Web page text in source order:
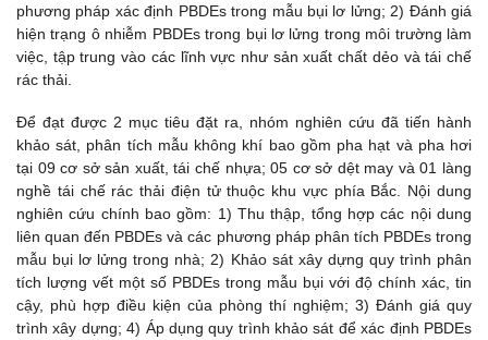
phương pháp xác định PBDEs trong mẫu bụi lơ lửng; 2) Đánh giá
hiện trạng ô nhiễm PBDEs trong bụi lơ lửng trong môi trường làm
việc, tập trung vào các lĩnh vực như sản xuất chất dẻo và tái chế
rác thải.
Để đạt được 2 mục tiêu đặt ra, nhóm nghiên cứu đã tiến hành
khảo sát, phân tích mẫu không khí bao gồm pha hạt và pha hơi
tại 09 cơ sở sản xuất, tái chế nhựa; 05 cơ sở dệt may và 01 làng
nghề tái chế rác thải điện tử thuộc khu vực phía Bắc. Nội dung
nghiên cứu chính bao gồm: 1) Thu thập, tổng hợp các nội dung
liên quan đến PBDEs và các phương pháp phân tích PBDEs trong
mẫu bụi lơ lửng trong nhà; 2) Khảo sát xây dựng quy trình phân
tích lượng vết một số PBDEs trong mẫu bụi với độ chính xác, tin
cậy, phù hợp điều kiện của phòng thí nghiệm; 3) Đánh giá quy
trình xây dựng; 4) Áp dụng quy trình khảo sát để xác định PBDEs